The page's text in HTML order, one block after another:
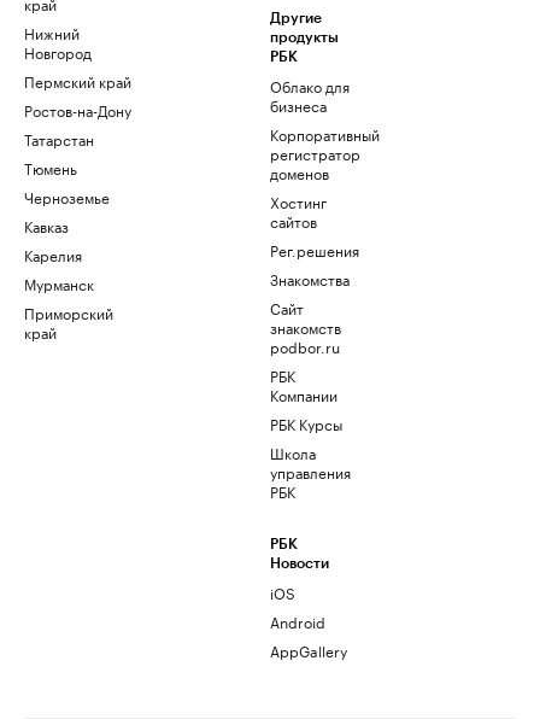
Нижний
Новгород
Пермский край
Ростов-на-Дону
Татарстан
Тюмень
Черноземье
Кавказ
Карелия
Мурманск
Приморский
край
Другие
продукты
РБК
Облако для
бизнеса
Корпоративный
регистратор
доменов
Хостинг
сайтов
Рег.решения
Знакомства
Сайт
знакомств
podbor.ru
РБК
Компании
РБК Курсы
Школа
управления
РБК
РБК
Новости
iOS
Android
AppGallery